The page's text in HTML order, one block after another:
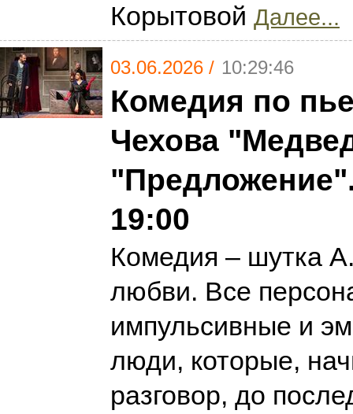
Корытовой Далее...
03.06.2026 / 10:29:46
Комедия по
Чехова
19:00
Комедия – шутка
любви. Все
импульсивные и
люди, которые,
разговор, до